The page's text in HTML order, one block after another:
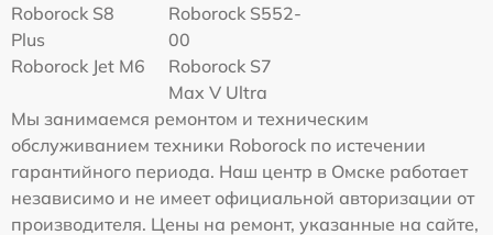
Roborock S8
Plus
Roborock S552-
00
Roborock Jet M6
Roborock S7
Max V Ultra
Мы занимаемся ремонтом и техническим
обслуживанием техники Roborock по истечении
гарантийного периода. Наш центр в Омске работает
независимо и не имеет официальной авторизации от
производителя. Цены на ремонт, указанные на сайте,